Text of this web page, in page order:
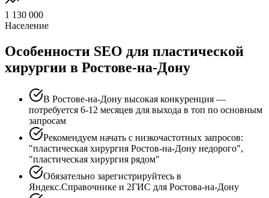
1 130 000
Население
Особенности SEO для пластической
хирургии в Ростове-на-Дону
В Ростове-на-Дону высокая конкуренция —
потребуется 6-12 месяцев для выхода в топ по основным
запросам
Рекомендуем начать с низкочастотных запросов:
"пластическая хирургия Ростов-на-Дону недорого",
"пластическая хирургия рядом"
Обязательно зарегистрируйтесь в
Яндекс.Справочнике и 2ГИС для Ростова-на-Дону